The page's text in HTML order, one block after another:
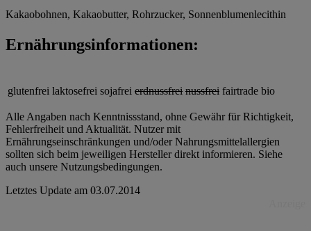
Kakaobohnen, Kakaobutter, Rohrzucker, Sonnenblumenlecithin
Ernährungsinformationen:
glutenfrei laktosefrei sojafrei erdnussfrei nussfrei fairtrade bio
Alle Angaben nach Kenntnissstand, ohne Gewähr für Richtigkeit,
Fehlerfreiheit und Aktualität. Nutzer mit
Ernährungseinschränkungen und/oder Nahrungsmittelallergien
sollten sich beim jeweiligen Hersteller direkt informieren. Siehe
auch unsere Nutzungsbedingungen.
Letztes Update am 03.07.2014